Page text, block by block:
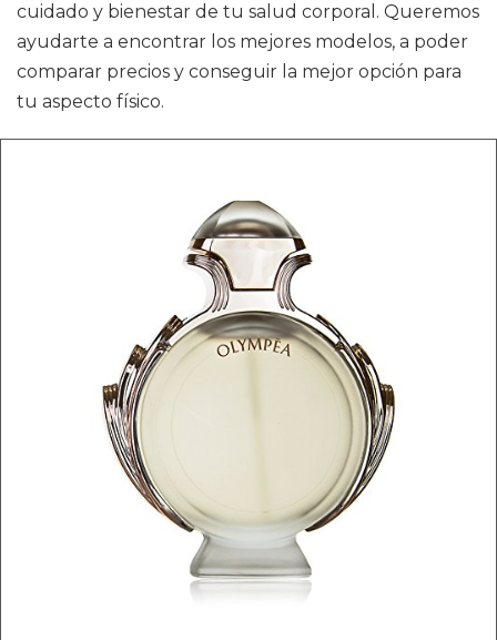
cuidado y bienestar de tu salud corporal. Queremos
ayudarte a encontrar los mejores modelos, a poder
comparar precios y conseguir la mejor opción para
tu aspecto físico.